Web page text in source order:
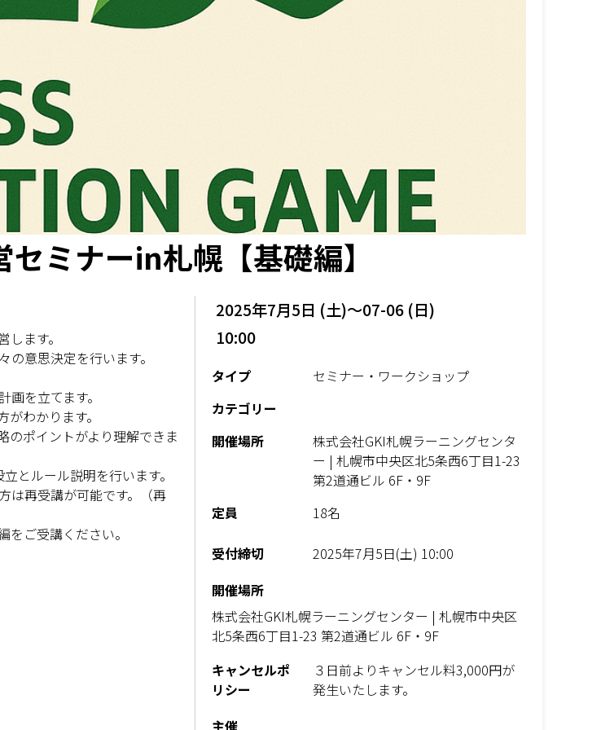
ミナーin札幌【基礎編】
ます。
意思決定を行います。
を立てます。
わかります。
ポイントがより理解できま
とルール説明を行います。
は再受講が可能です。（再
ご受講ください。
2025年7月5日 (土)～07-06 (日)
10:00
タイプ
セミナー・ワークショップ
カテゴリー
開催場所
株式会社GKI札幌ラーニングセンタ
ー | 札幌市中央区北5条西6丁目1-23
第2道通ビル 6F・9F
定員
18名
受付締切
2025年7月5日(土) 10:00
開催場所
株式会社GKI札幌ラーニングセンター | 札幌市中央区
北5条西6丁目1-23 第2道通ビル 6F・9F
キャンセルポ
リシー
３日前よりキャンセル料3,000円が
発生いたします。
主催